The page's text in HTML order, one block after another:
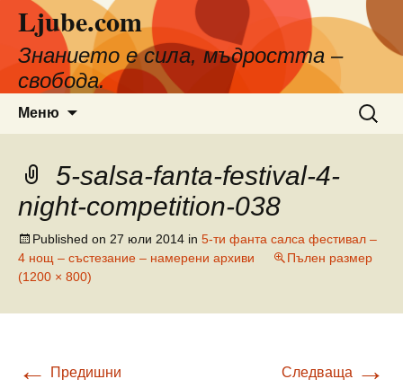
съдържанието
Ljube.com
Знанието е сила, мъдростта –
свобода.
Меню
за:
5-salsa-fanta-festival-4-
night-competition-038
Published on 27 юли 2014 in 5-ти фанта салса фестивал –
4 нощ – състезание – намерени архиви
Пълен размер
(1200 × 800)
← Предишни Следваща →